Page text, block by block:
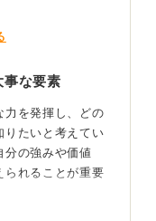
事な要素
力を発揮し、どの
りたいと考えてい
分の強みや価値
られることが重要